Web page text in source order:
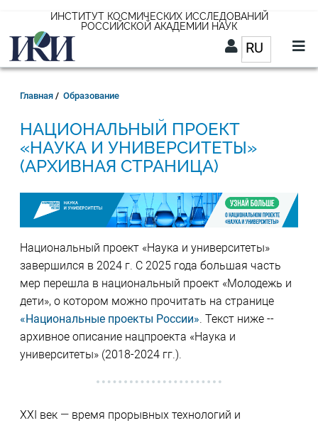
основному
содержанию
ИНСТИТУТ КОСМИЧЕСКИХ ИССЛЕДОВАНИЙ
РОССИЙСКОЙ АКАДЕМИИ НАУК
RUСписок
RU
Строка
навигации
Главная Образование
НАЦИОНАЛЬНЫЙ ПРОЕКТ
«НАУКА И УНИВЕРСИТЕТЫ»
(АРХИВНАЯ СТРАНИЦА)
Национальный проект «Наука и университеты»
завершился в 2024 г. С 2025 года большая часть
мер перешла в национальный проект «Молодежь и
дети», о котором можно прочитать на странице
«Национальные проекты России». Текст ниже --
архивное описание нацпроекта «Наука и
университеты» (2018-2024 гг.).
XXI век — время прорывных технологий и